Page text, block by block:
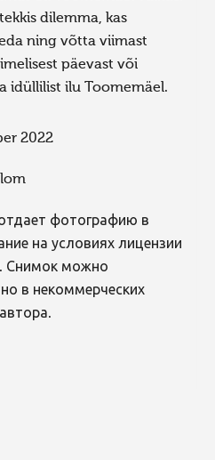
dilemma, kas
ning võtta viimast
päevast või
idüllilist ilu Toomemäel.
2022
фотографию в
на условиях лицензии
Снимок можно
в некоммерческих